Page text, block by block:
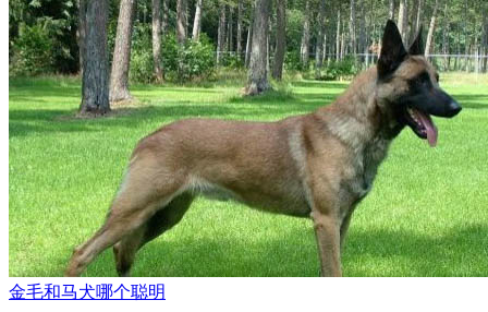
金毛和马犬哪个聪明